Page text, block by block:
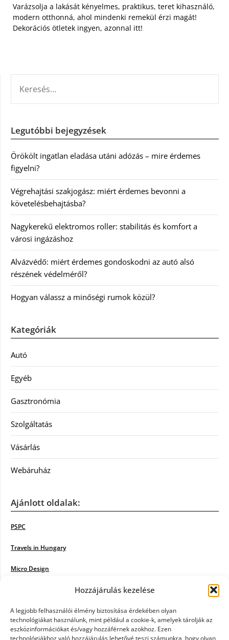
Hozzájárulás kezelése
A legjobb felhasználói élmény biztosítása érdekében olyan
technológiákat használunk, mint például a cookie-k, amelyek tárolják az
eszközinformációkat és/vagy hozzáférnek azokhoz. Ezen
technológiákhoz való hozzájárulás lehetővé teszi számunkra, hogy olyan
Varázsolja a lakását kényelmes, praktikus, teret kihasználó,
modern otthonná, ahol mindenki remekül érzi magát!
Dekorációs ötletek ingyen, azonnal itt!
Legutóbbi bejegyzések
Örökölt ingatlan eladása utáni adózás – mire érdemes
figyelni?
Végrehajtási szakjogász: miért érdemes bevonni a
követelésbehajtásba?
Nagykerekű elektromos roller: stabilitás és komfort a
városi ingázáshoz
Alvázvédő: miért érdemes gondoskodni az autó alsó
részének védelméről?
Hogyan válassz a minőségi rumok közül?
Kategóriák
Autó
Egyéb
Gasztronómia
Szolgáltatás
Vásárlás
Webáruház
Ajánlott oldalak:
PSPC
Travels in Hungary
Micro Design
Poiwiki
Öntözőrendszer